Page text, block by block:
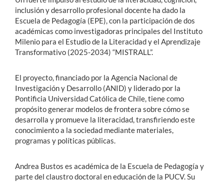
inclusión y desarrollo profesional docente ha dado la
Escuela de Pedagogía (EPE), con la participación de dos
académicas como investigadoras principales del Instituto
Milenio para el Estudio de la Literacidad y el Aprendizaje
Transformativo (2025-2034) “MISTRALL”.
El proyecto, financiado por la Agencia Nacional de
Investigación y Desarrollo (ANID) y liderado por la
Pontificia Universidad Católica de Chile, tiene como
propósito generar modelos de frontera sobre cómo se
desarrolla y promueve la literacidad, transfiriendo este
conocimiento a la sociedad mediante materiales,
programas y políticas públicas.
Andrea Bustos es académica de la Escuela de Pedagogía y
parte del claustro doctoral en educación de la PUCV. Su